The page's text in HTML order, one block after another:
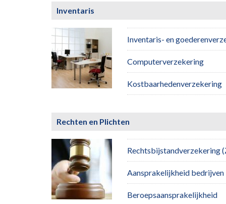
Inventaris
Inventaris- en
Computerverzekering
Kostbaarhedenverzekering
Rechten en Plichten
Rechtsbijstandverzekering
Aansprakelijkheid bedrijven
Beroepsaansprakelijkheid